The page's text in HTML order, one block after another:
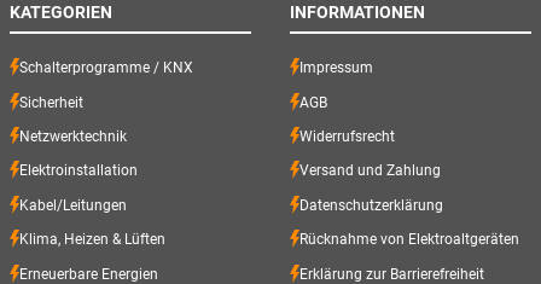
KATEGORIEN
Schalterprogramme / KNX
Sicherheit
Netzwerktechnik
Elektroinstallation
Kabel/Leitungen
Klima, Heizen & Lüften
Erneuerbare Energien
INFORMATIONEN
Impressum
AGB
Widerrufsrecht
Versand und Zahlung
Datenschutzerklärung
Rücknahme von Elektroaltgeräten
Erklärung zur Barrierefreiheit